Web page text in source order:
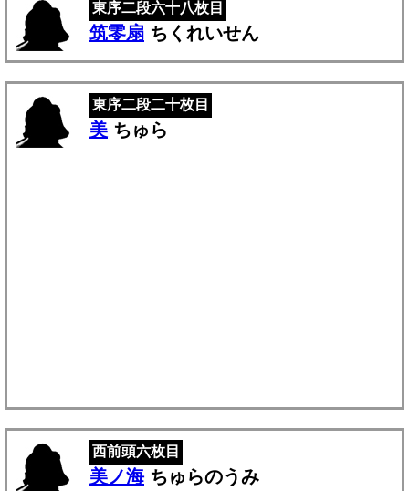
東序二段六十八枚目
筑零扇 ちくれいせん
東序二段二十枚目
美 ちゅら
西前頭六枚目
美ノ海ちゅらのうみ